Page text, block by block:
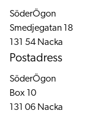
SöderÖgon
Smedjegatan 18
131 54 Nacka
Postadress
SöderÖgon
Box 10
131 06 Nacka